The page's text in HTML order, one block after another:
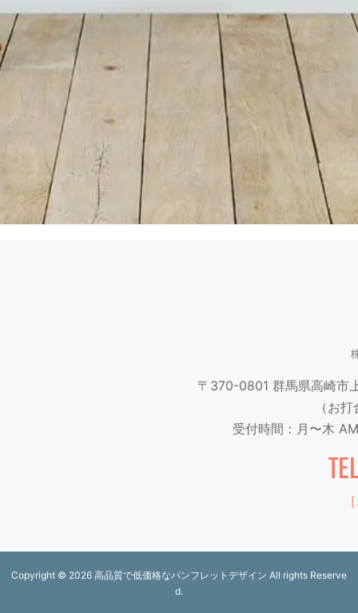
〒370-0801 群馬県高崎市
（お
受付時間：月〜木
Copyright © 2026 高品質で低価格なパンフレットデザイン All rights Reserve
d.